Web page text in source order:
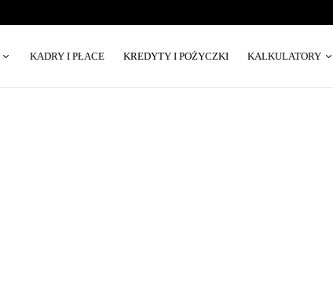
KADRY I PŁACE KREDYTY I POŻYCZKI KALKULATORY